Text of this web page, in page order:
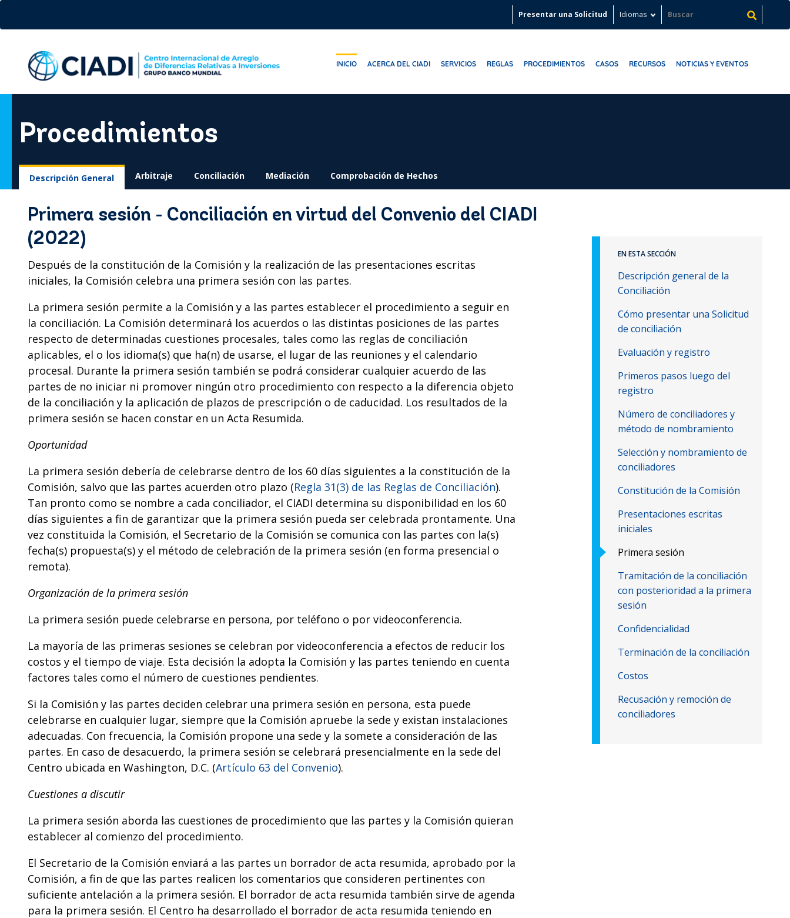
principal
Presentar una Solicitud Idiomas
INICIO ACERCA DEL CIADI SERVICIOS REGLAS PROCEDIMIENTOS CASOS RECURSOS NOTICIAS Y EVENTOS
Procedimientos
Descripción General Arbitraje Conciliación Mediación Comprobación de Hechos
Primera sesión - Conciliación en virtud del Convenio del CIADI
(2022)
Después de la constitución de la Comisión y la realización de las presentaciones escritas
iniciales, la Comisión celebra una primera sesión con las partes.
La primera sesión permite a la Comisión y a las partes establecer el procedimiento a seguir en
la conciliación. La Comisión determinará los acuerdos o las distintas posiciones de las partes
respecto de determinadas cuestiones procesales, tales como las reglas de conciliación
aplicables, el o los idioma(s) que ha(n) de usarse, el lugar de las reuniones y el calendario
procesal. Durante la primera sesión también se podrá considerar cualquier acuerdo de las
partes de no iniciar ni promover ningún otro procedimiento con respecto a la diferencia objeto
de la conciliación y la aplicación de plazos de prescripción o de caducidad. Los resultados de la
primera sesión se hacen constar en un Acta Resumida.
Oportunidad
La primera sesión debería de celebrarse dentro de los 60 días siguientes a la constitución de la
Comisión, salvo que las partes acuerden otro plazo (Regla 31(3) de las Reglas de Conciliación).
Tan pronto como se nombre a cada conciliador, el CIADI determina su disponibilidad en los 60
días siguientes a fin de garantizar que la primera sesión pueda ser celebrada prontamente. Una
vez constituida la Comisión, el Secretario de la Comisión se comunica con las partes con la(s)
fecha(s) propuesta(s) y el método de celebración de la primera sesión (en forma presencial o
remota).
Organización de la primera sesión
La primera sesión puede celebrarse en persona, por teléfono o por videoconferencia.
La mayoría de las primeras sesiones se celebran por videoconferencia a efectos de reducir los
costos y el tiempo de viaje. Esta decisión la adopta la Comisión y las partes teniendo en cuenta
factores tales como el número de cuestiones pendientes.
Si la Comisión y las partes deciden celebrar una primera sesión en persona, esta puede
celebrarse en cualquier lugar, siempre que la Comisión apruebe la sede y existan instalaciones
adecuadas. Con frecuencia, la Comisión propone una sede y la somete a consideración de las
partes. En caso de desacuerdo, la primera sesión se celebrará presencialmente en la sede del
Centro ubicada en Washington, D.C. (Artículo 63 del Convenio).
Cuestiones a discutir
La primera sesión aborda las cuestiones de procedimiento que las partes y la Comisión quieran
establecer al comienzo del procedimiento.
El Secretario de la Comisión enviará a las partes un borrador de acta resumida, aprobado por la
Comisión, a fin de que las partes realicen los comentarios que consideren pertinentes con
suficiente antelación a la primera sesión. El borrador de acta resumida también sirve de agenda
para la primera sesión. El Centro ha desarrollado el borrador de acta resumida teniendo en
EN ESTA SECCIÓN
Descripción general de la
Conciliación
Cómo presentar una Solicitud
de conciliación
Evaluación y registro
Primeros pasos luego del
registro
Número de conciliadores y
método de nombramiento
Selección y nombramiento de
conciliadores
Constitución de la Comisión
Presentaciones escritas
iniciales
Primera sesión
Tramitación de la conciliación
con posterioridad a la primera
sesión
Confidencialidad
Terminación de la conciliación
Costos
Recusación y remoción de
conciliadores